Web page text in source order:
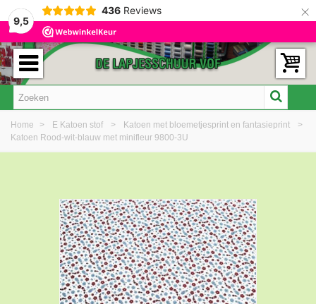
9,5
436 Reviews ×
Home > E Katoen stof > Katoen met bloemetjesprint en fantasieprint
>
Katoen Rood-wit-blauw met minifleur 9800-3U